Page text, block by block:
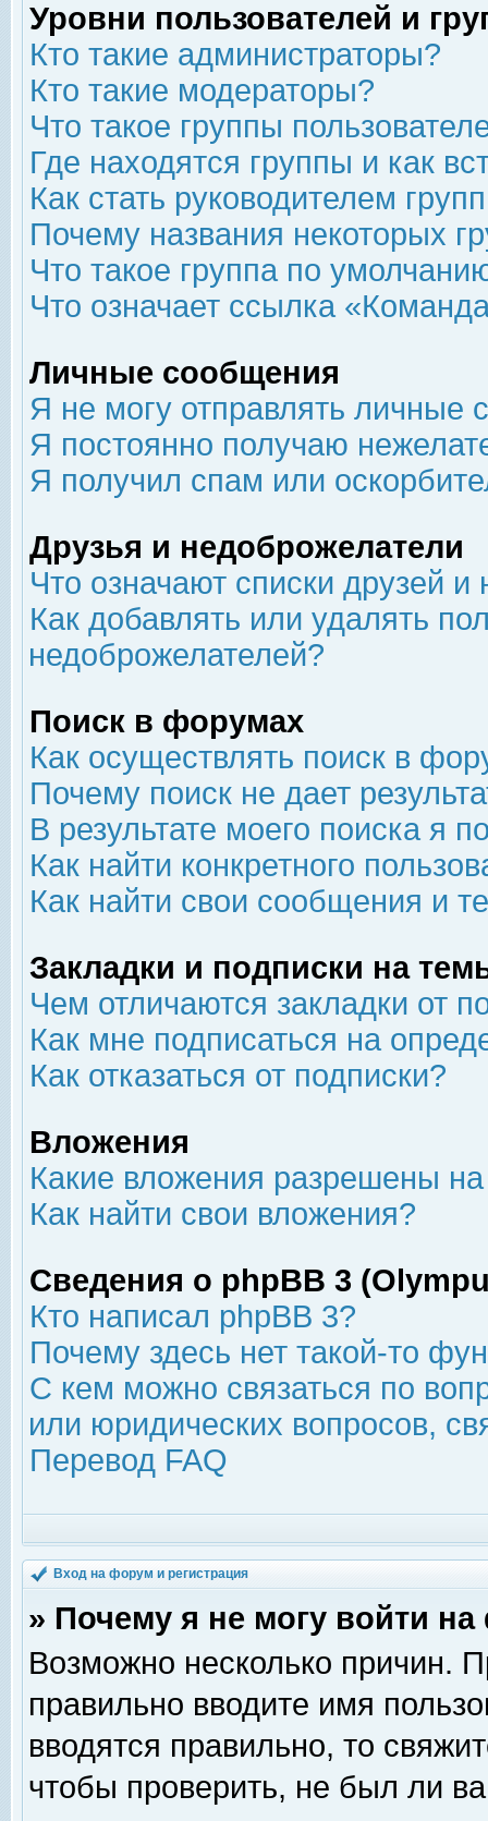
Уровни пользователей и
Кто такие администраторы?
Кто такие модераторы?
Что такое группы
Где находятся группы и как
Как стать руководителем
Почему названия некоторых
Что такое группа по
Что означает ссылка
Личные сообщения
Я не могу отправлять личные
Я постоянно получаю
Я получил спам или
Друзья и недоброжелатели
Что означают списки друзей
Как добавлять или удалять
недоброжелателей?
Поиск в форумах
Как осуществлять поиск в
Почему поиск не дает
В результате моего поиска я
Как найти конкретного
Как найти свои сообщения и
Закладки и подписки на
Чем отличаются закладки от
Как мне подписаться на
Как отказаться от подписки?
Вложения
Какие вложения разрешены
Как найти свои вложения?
Сведения о phpBB 3
Кто написал phpBB 3?
Почему здесь нет такой-то
С кем можно связаться по
или юридических вопросов,
Перевод FAQ
Вход на форум и регистрация
» Почему я не могу войти
Возможно несколько причин.
правильно вводите имя
вводятся правильно, то
чтобы проверить, не был ли